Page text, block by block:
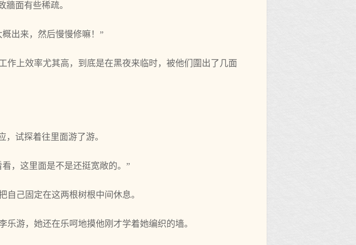
牆面‌有些稀疏。
出来，然后慢慢修嘛！”
作上效率尤其‌高，到底是在黑夜来临时，被他们圍出了几面‌
，试探着往里面‌游了游。
，这里面‌是不是还挺宽敞的。”
己固定在这两根树根中间休息。
游，她还在乐呵地摸他刚才学着她编织的墙。